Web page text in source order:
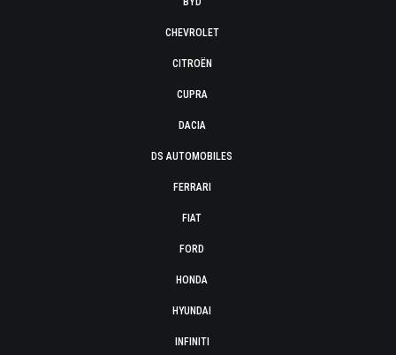
CHEVROLET
CITROËN
CUPRA
DACIA
DS AUTOMOBILES
FERRARI
FIAT
FORD
HONDA
HYUNDAI
INFINITI